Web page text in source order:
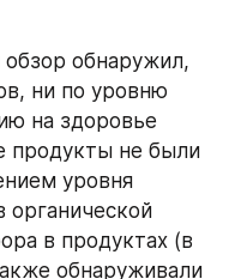
обзор обнаружил,
ни по уровню
на здоровье
продукты не были
уровня
органической
в продуктах (в
обнаруживали